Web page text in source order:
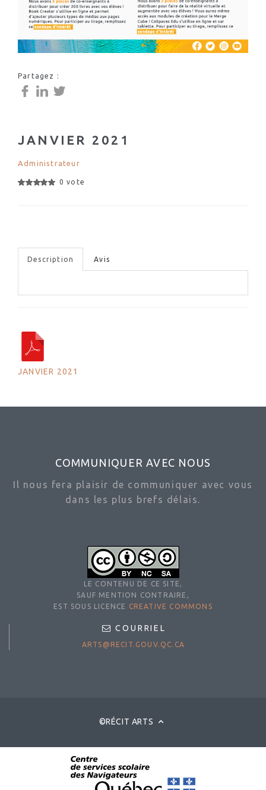
Partagez :
JANVIER 2021
Administrateur
0 vote
Description Avis
JANVIER 2021
COMMUNIQUER AVEC NOUS
Il nous fera plaisir de communiquer avec vous
dans les plus brefs délais.
LE CONTENU DE CE SITE,
SAUF MENTION CONTRAIRE,
EST SOUS LICENCE
CREATIVE COMMONS
COURRIEL
ARTS@RECIT.GOUV.QC.CA
©RÉCIT ARTS